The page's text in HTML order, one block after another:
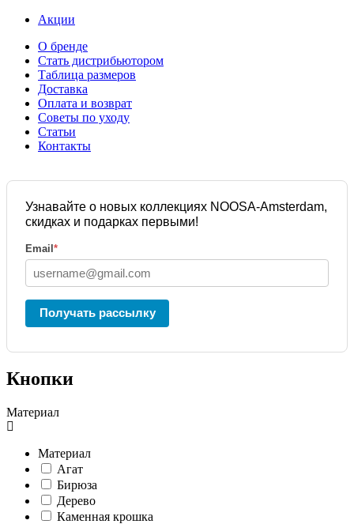
Акции
О бренде
Стать дистрибьютором
Таблица размеров
Доставка
Оплата и возврат
Советы по уходу
Статьи
Контакты
Узнавайте о новых коллекциях NOOSA-Amsterdam,
скидках и подарках первыми!
Email *
Получать рассылку
Кнопки
Материал
Материал
Агат
Бирюза
Дерево
Каменная крошка